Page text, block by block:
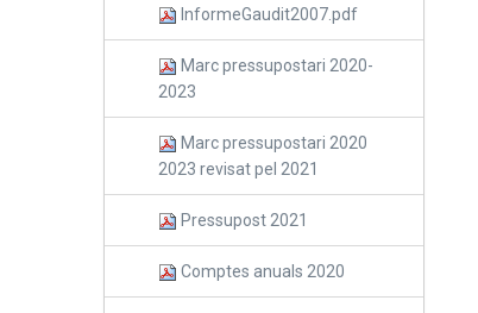
InformeGaudit2007.pdf
Marc pressupostari 2020-
2023
Marc pressupostari 2020
2023 revisat pel 2021
Pressupost 2021
Comptes anuals 2020